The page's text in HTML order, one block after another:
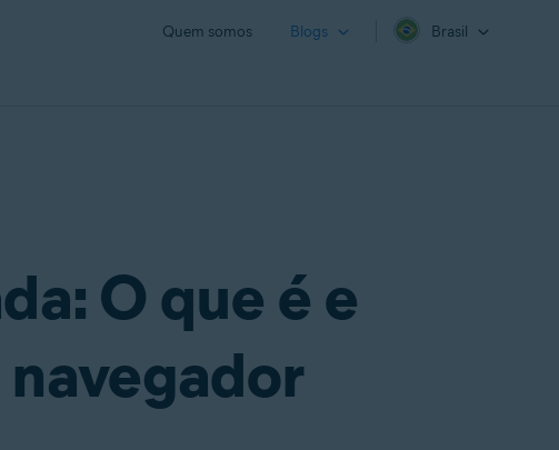
Quem somos Blogs Brasil
O que é e